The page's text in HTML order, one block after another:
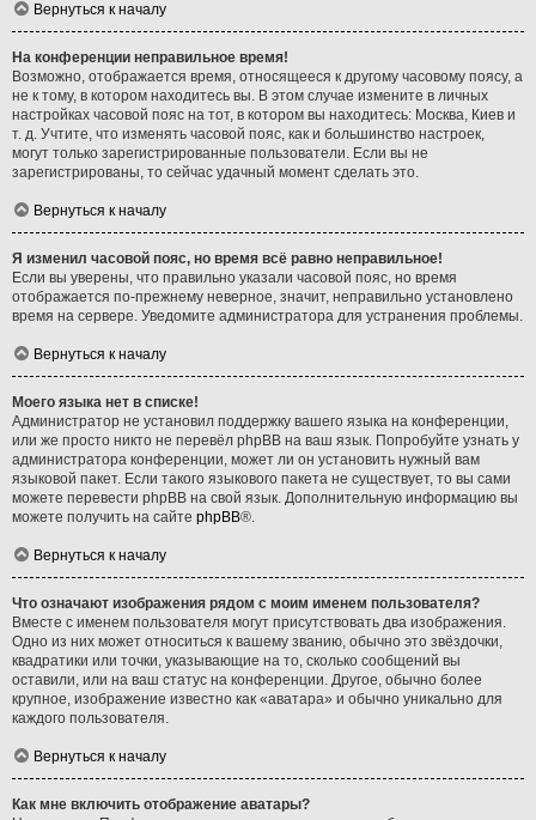
Вернуться к началу
На конференции неправильное время!
Возможно, отображается время, относящееся к другому часовому поясу, а
не к тому, в котором находитесь вы. В этом случае измените в личных
настройках часовой пояс на тот, в котором вы находитесь: Москва, Киев и
т. д. Учтите, что изменять часовой пояс, как и большинство настроек,
могут только зарегистрированные пользователи. Если вы не
зарегистрированы, то сейчас удачный момент сделать это.
Вернуться к началу
Я изменил часовой пояс, но время всё равно неправильное!
Если вы уверены, что правильно указали часовой пояс, но время
отображается по-прежнему неверное, значит, неправильно установлено
время на сервере. Уведомите администратора для устранения проблемы.
Вернуться к началу
Моего языка нет в списке!
Администратор не установил поддержку вашего языка на конференции,
или же просто никто не перевёл phpBB на ваш язык. Попробуйте узнать у
администратора конференции, может ли он установить нужный вам
языковой пакет. Если такого языкового пакета не существует, то вы сами
можете перевести phpBB на свой язык. Дополнительную информацию вы
можете получить на сайте phpBB®.
Вернуться к началу
Что означают изображения рядом с моим именем пользователя?
Вместе с именем пользователя могут присутствовать два изображения.
Одно из них может относиться к вашему званию, обычно это звёздочки,
квадратики или точки, указывающие на то, сколько сообщений вы
оставили, или на ваш статус на конференции. Другое, обычно более
крупное, изображение известно как «аватара» и обычно уникально для
каждого пользователя.
Вернуться к началу
Как мне включить отображение аватары?